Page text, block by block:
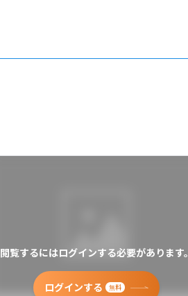
閲覧するにはログインする必要があります。
ログインする 無料